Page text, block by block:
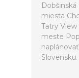
miesta
Tatry
meste
Slovensku.